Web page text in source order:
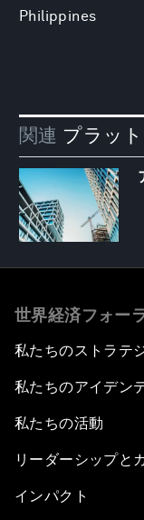
Philippines
関連 プラッ
世界経済フォー
私たちのストラテ
私たちのアイデン
私たちの活動
リーダーシップと
インパクト